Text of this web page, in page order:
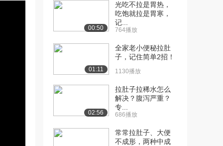
00:50
光吃不拉是胃热，
吃饱就拉是胃寒，
记...
764播放
01:11
全家老小便秘拉肚
子，记住简单2招！
1130播放
02:56
拉肚子拉稀水怎么
解决？腹泻严重？
专...
686播放
常常拉肚子、大便
不成形，两种中成